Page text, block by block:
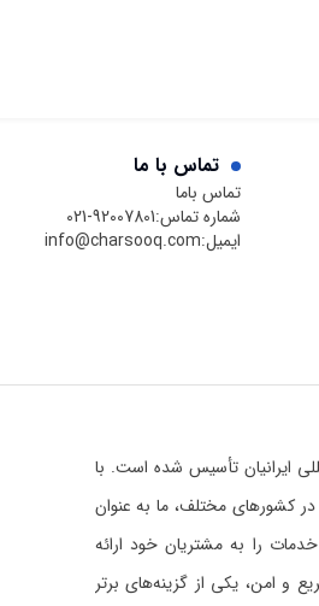
تماس با ما
تماس باما
شماره تماس:021-92007801
ایمیل:info@charsooq.com
بین‌المللی ایرانیان تأسیس شده است. با
در کشورهای مختلف، ما به عنوان
را به مشتریان خود ارائه
و امن، یکی از گزینه‌های برتر